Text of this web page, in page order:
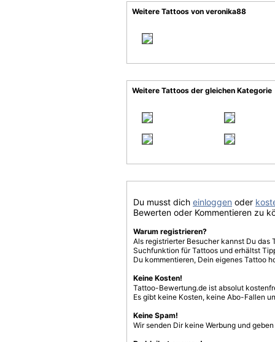
Weitere Tattoos von veronika88
Weitere Tattoos der gleichen Kategorie
Du musst dich einloggen oder
Bewerten oder Kommentieren zu
Warum registrieren?
Als registrierter Besucher kannst Du
Suchfunktion für Tattoos und erhältst
Du kommentieren, Dein eigenes Tattoo
Keine Kosten!
Tattoo-Bewertung.de ist absolut
Es gibt keine Kosten, keine Abo-Fallen
Keine Spam!
Wir senden Dir keine Werbung und